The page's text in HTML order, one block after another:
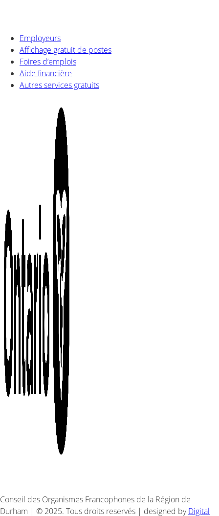
Employeurs
Affichage gratuit de postes
Foires d’emplois
Aide financière
Autres services gratuits
Conseil des Organismes Francophones de la Région de
Durham | © 2025. Tous droits reservés | designed byDigital